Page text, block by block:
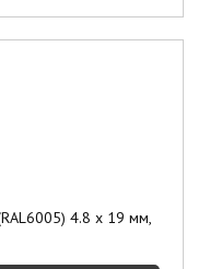
4.8 x 19 мм,